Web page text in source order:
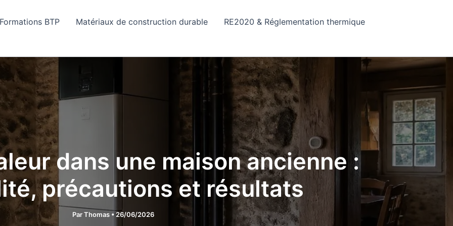
Formations BTP Matériaux de construction durable
RE2020 & Réglementation thermique
dans une maison ancienne :
précautions et résultats
ParThomas • 26/06/2026